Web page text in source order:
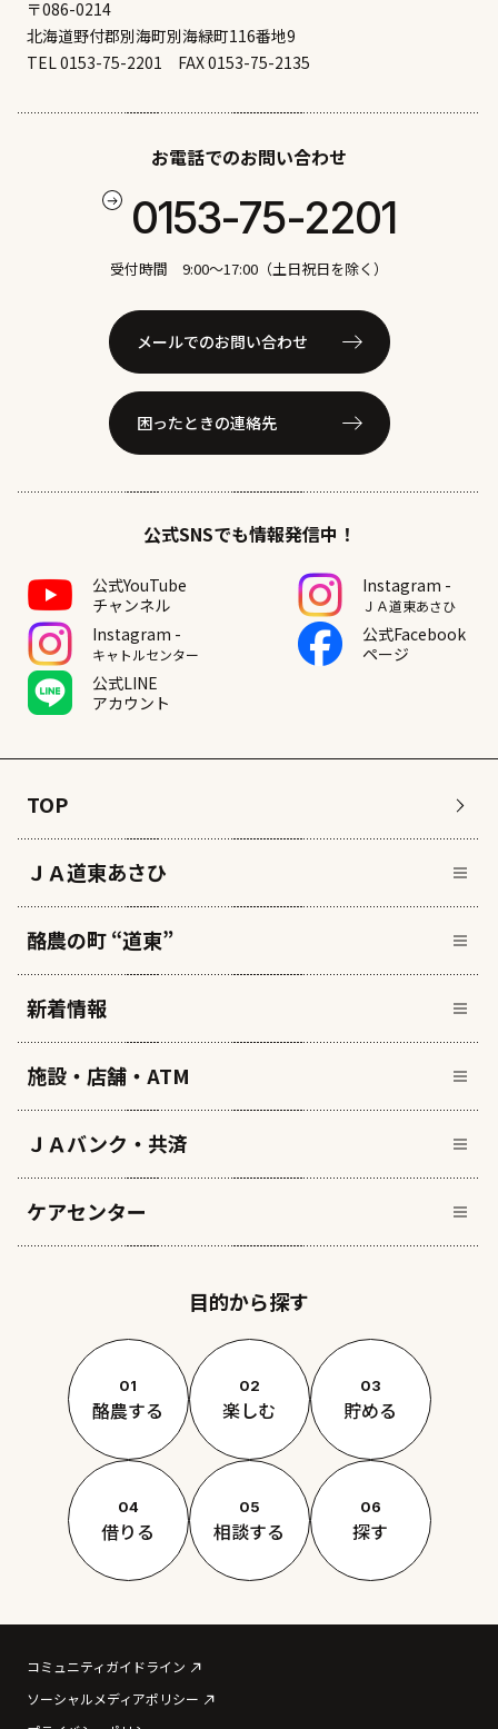
〒086-0214
北海道野付郡別海町別海緑町116番地9
TEL 0153-75-2201 FAX 0153-75-2135
お電話でのお問い合わせ
0153-75-2201
受付時間 9:00〜17:00（土日祝日を除く）
メールでのお問い合わせ
困ったときの連絡先
公式SNSでも情報発信中！
公式YouTube
チャンネル
Instagram -
ＪＡ道東あさひ
Instagram -
キャトルセンター
公式Facebook
ページ
公式LINE
アカウント
TOP
ＪＡ道東あさひ
酪農の町 “道東”
新着情報
施設・店舗・ATM
ＪＡバンク・共済
ケアセンター
目的から探す
01
酪農する
02
楽しむ
03
貯める
04
借りる
05
相談する
06
探す
コミュニティガイドライン
ソーシャルメディアポリシー